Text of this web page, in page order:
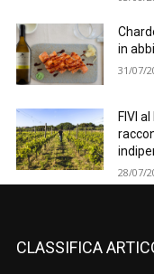
in
31/07/
FIVI
28/07/
CLASSIFICA